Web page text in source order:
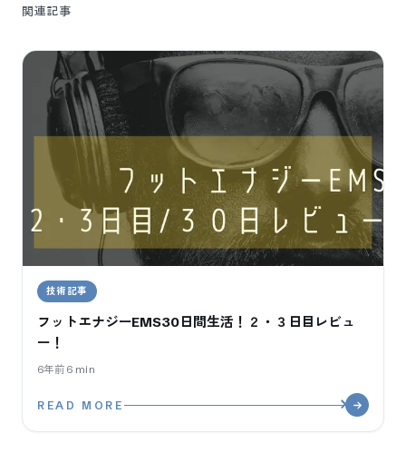
関連記事
技術記事
フットエナジーEMS30日間生活！２・３日目レビュ
ー！
6年前 6min
READ MORE